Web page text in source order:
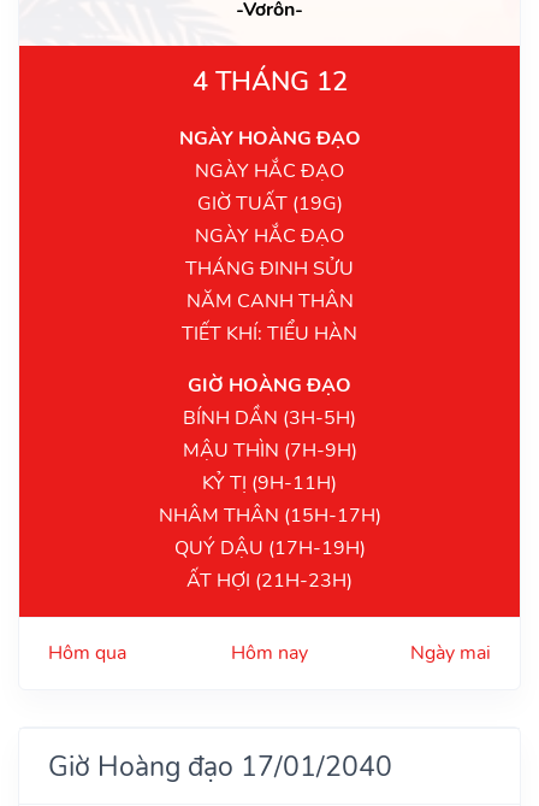
-Vơrôn-
4 THÁNG 12
NGÀY HOÀNG ĐẠO
NGÀY HẮC ĐẠO
GIỜ TUẤT (19G)
NGÀY HẮC ĐẠO
THÁNG ĐINH SỬU
NĂM CANH THÂN
TIẾT KHÍ: TIỂU HÀN
GIỜ HOÀNG ĐẠO
BÍNH DẦN (3H-5H)
MẬU THÌN (7H-9H)
KỶ TỊ (9H-11H)
NHÂM THÂN (15H-17H)
QUÝ DẬU (17H-19H)
ẤT HỢI (21H-23H)
Hôm qua Hôm nay Ngày mai
Giờ Hoàng đạo 17/01/2040